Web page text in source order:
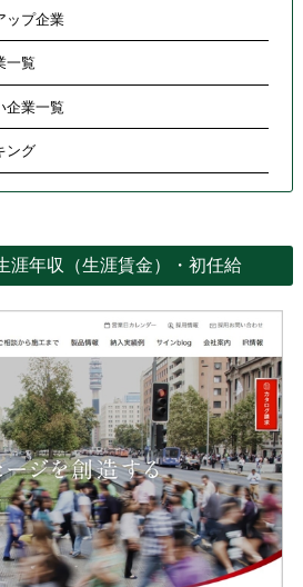
ップ企業
一覧
企業一覧
ング
涯年収（生涯賃金）・初任給